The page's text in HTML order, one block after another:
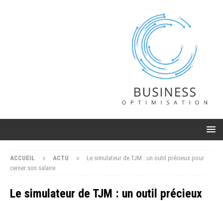
ACCUEIL ACTU
Le simulateur de TJM : un outil précieux pour
cerner son salaire
Le simulateur de TJM : un outil précieux